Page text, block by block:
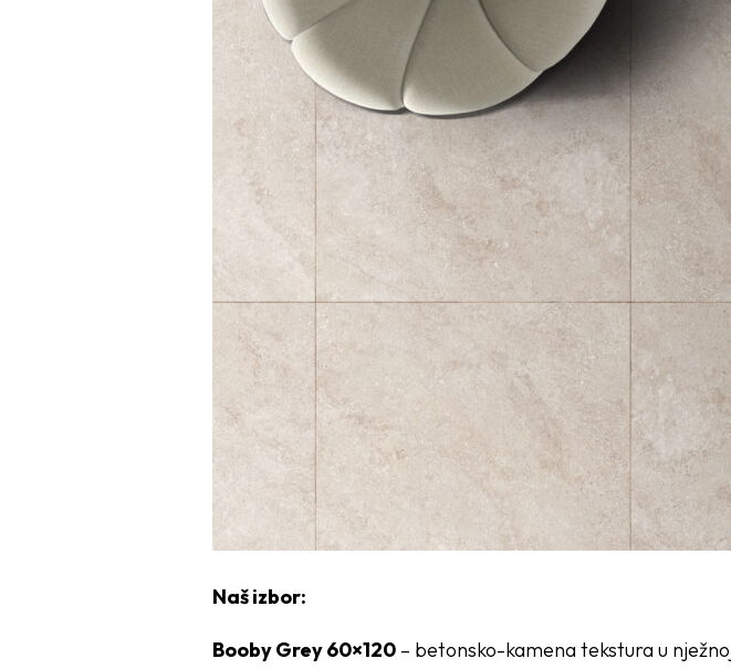
Naš izbor:
Booby Grey 60×120 – betonsko-kamena tekstura u